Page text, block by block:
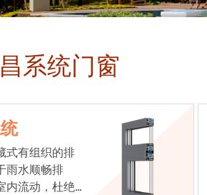
系统门窗
式有组织的排
雨水顺畅排
内流动，杜绝